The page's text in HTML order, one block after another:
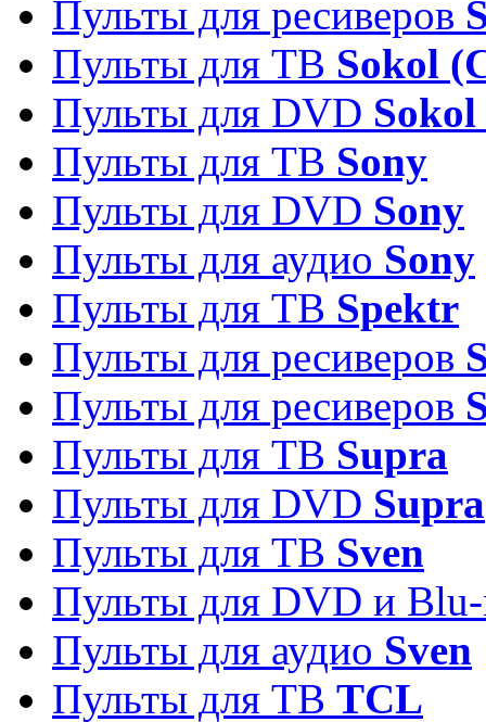
Пульты для ресиверов
Пульты для ТВ Sokol
Пульты для DVD
Пульты для ТВ Sony
Пульты для DVD Sony
Пульты для аудио Sony
Пульты для ТВ Spektr
Пульты для ресиверов
Пульты для ресиверов
Пульты для ТВ Supra
Пульты для DVD Supra
Пульты для ТВ Sven
Пульты для DVD и
Пульты для аудио Sven
Пульты для ТВ TCL